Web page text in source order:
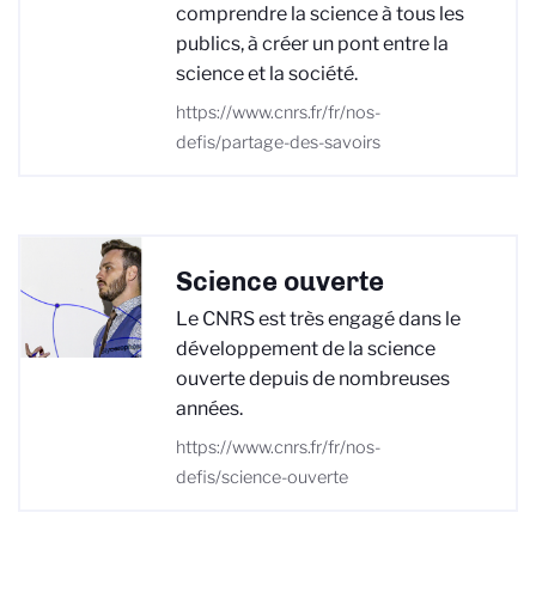
comprendre la science à tous les
publics, à créer un pont entre la
science et la société.
https://www.cnrs.fr/fr/nos-
defis/partage-des-savoirs
Science ouverte
Le CNRS est très engagé dans le
développement de la science
ouverte depuis de nombreuses
années.
https://www.cnrs.fr/fr/nos-
defis/science-ouverte